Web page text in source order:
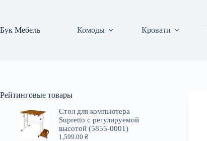
Бук Мебель
Комоды Кровати
Рейтинговые товары
Стол для компьютера
Supretto с регулируемой
высотой (5855-0001)
1,599.00₴